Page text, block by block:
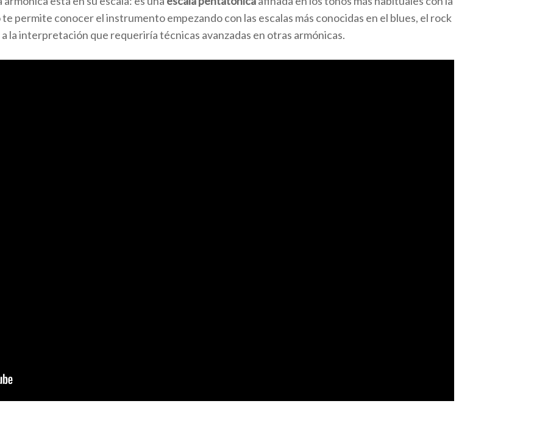
te permite conocer el instrumento empezando con las escalas más conocidas en el blues, el rock
la interpretación que requeriría técnicas avanzadas en otras armónicas.